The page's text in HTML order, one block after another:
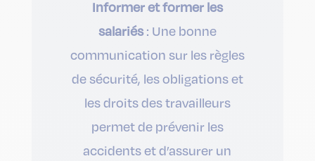
Informer et former les
salariés: Une bonne
communication sur les règles
de sécurité, les obligations et
les droits des travailleurs
permet de prévenir les
accidents et d’assurer un